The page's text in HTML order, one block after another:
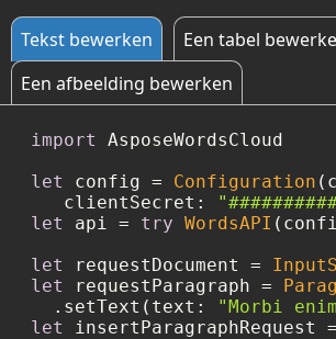
Tekst bewerken
Een tabel
Een afbeelding bewerken
import
AsposeWordsCloud
let
config = Configuration
   clientSecret:
let
api = try WordsAPI
let
requestDocument =
let
requestParagraph =
  .setText(text:
"Morbi
let
insertParagraphRequest =